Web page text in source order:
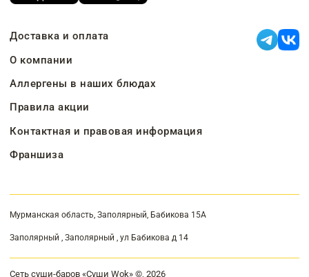
Доставка и оплата
О компании
Аллергены в наших блюдах
Правила акции
Контактная и правовая информация
Франшиза
Мурманская область, Заполярный, Бабикова 15А
Заполярный , Заполярный , ул Бабикова д 14
Сеть суши-баров «Суши Wok» ©, 2026